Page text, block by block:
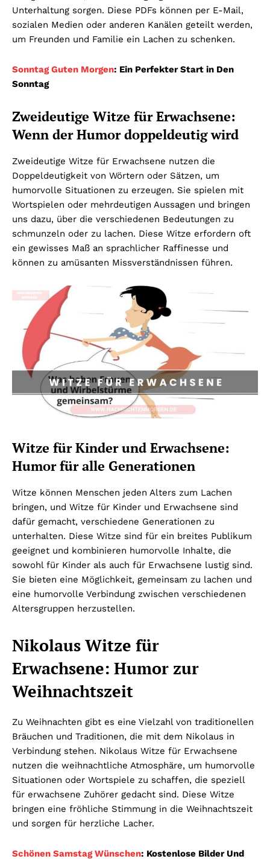
Unterhaltung sorgen. Diese PDFs können per E-Mail,
sozialen Medien oder anderen Kanälen geteilt werden,
um Freunden und Familie ein Lachen zu schenken.
Sonntag Guten Morgen: Ein Perfekter Start in Den
Sonntag
Zweideutige Witze für Erwachsene:
Wenn der Humor doppeldeutig wird
Zweideutige Witze für Erwachsene nutzen die
Doppeldeutigkeit von Wörtern oder Sätzen, um
humorvolle Situationen zu erzeugen. Sie spielen mit
Wortspielen oder mehrdeutigen Aussagen und bringen
uns dazu, über die verschiedenen Bedeutungen zu
schmunzeln oder zu lachen. Diese Witze erfordern oft
ein gewisses Maß an sprachlicher Raffinesse und
können zu amüsanten Missverständnissen führen.
Witze für Kinder und Erwachsene:
Humor für alle Generationen
Witze können Menschen jeden Alters zum Lachen
bringen, und Witze für Kinder und Erwachsene sind
dafür gemacht, verschiedene Generationen zu
unterhalten. Diese Witze sind für ein breites Publikum
geeignet und kombinieren humorvolle Inhalte, die
sowohl für Kinder als auch für Erwachsene lustig sind.
Sie bieten eine Möglichkeit, gemeinsam zu lachen und
eine humorvolle Verbindung zwischen verschiedenen
Altersgruppen herzustellen.
Nikolaus Witze für
Erwachsene: Humor zur
Weihnachtszeit
Zu Weihnachten gibt es eine Vielzahl von traditionellen
Bräuchen und Traditionen, die mit dem Nikolaus in
Verbindung stehen. Nikolaus Witze für Erwachsene
nutzen die weihnachtliche Atmosphäre, um humorvolle
Situationen oder Wortspiele zu schaffen, die speziell
für erwachsene Zuhörer gedacht sind. Diese Witze
bringen eine fröhliche Stimmung in die Weihnachtszeit
und sorgen für herzliche Lacher.
Schönen Samstag Wünschen: Kostenlose Bilder Und